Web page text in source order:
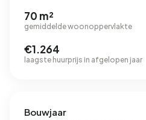
70 m²
gemiddelde woonoppervlakte
€1.264
laagste huurprijs in afgelopen jaar
Bouwjaar